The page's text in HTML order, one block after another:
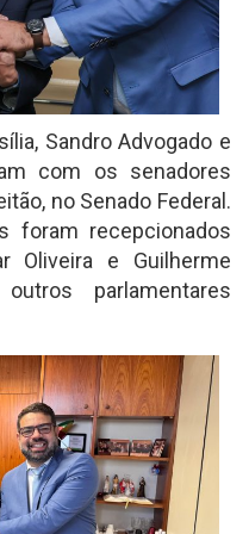
Sandro Advogado e
com os senadores
no Senado Federal.
foram recepcionados
Oliveira e Guilherme
parlamentares